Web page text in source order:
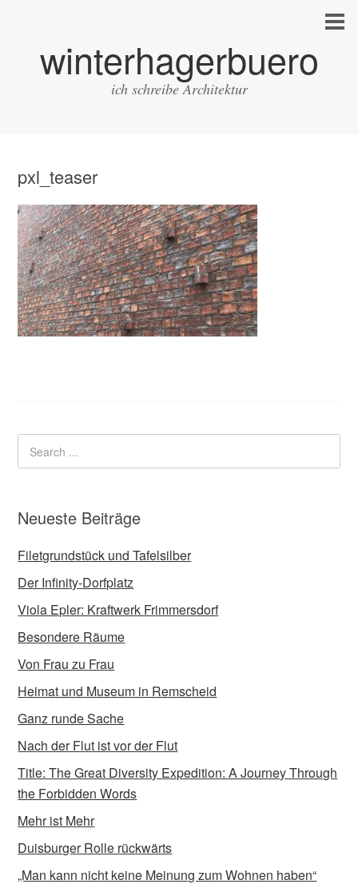
winterhagerbuero
ich schreibe Architektur
pxl_teaser
Neueste Beiträge
Filetgrundstück und Tafelsilber
Der Infinity-Dorfplatz
Viola Epler: Kraftwerk Frimmersdorf
Besondere Räume
Von Frau zu Frau
Heimat und Museum in Remscheid
Ganz runde Sache
Nach der Flut ist vor der Flut
Title: The Great Diversity Expedition: A Journey Through
the Forbidden Words
Mehr ist Mehr
Duisburger Rolle rückwärts
„Man kann nicht keine Meinung zum Wohnen haben“